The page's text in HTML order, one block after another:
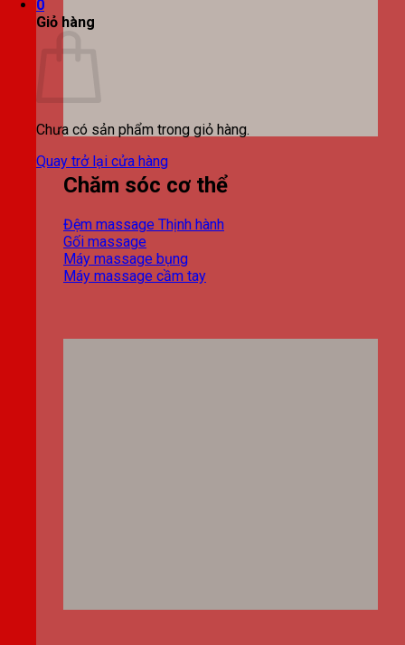
0
Giỏ hàng
Chưa có sản phẩm trong giỏ hàng.
Quay trở lại cửa hàng
Chăm sóc cơ thể
Đệm massage
Gối massage
Máy massage bụng
Máy massage cầm tay